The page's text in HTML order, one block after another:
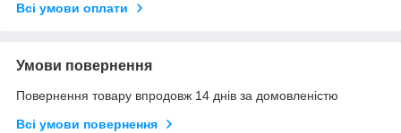
Всі умови оплати
Умови повернення
Повернення товару впродовж 14 днів за домовленістю
Всі умови повернення